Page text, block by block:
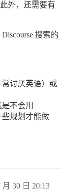
外，还需要有
搜索的
讨厌英语）或
不会用
规划才能做
月 30 日 20:13